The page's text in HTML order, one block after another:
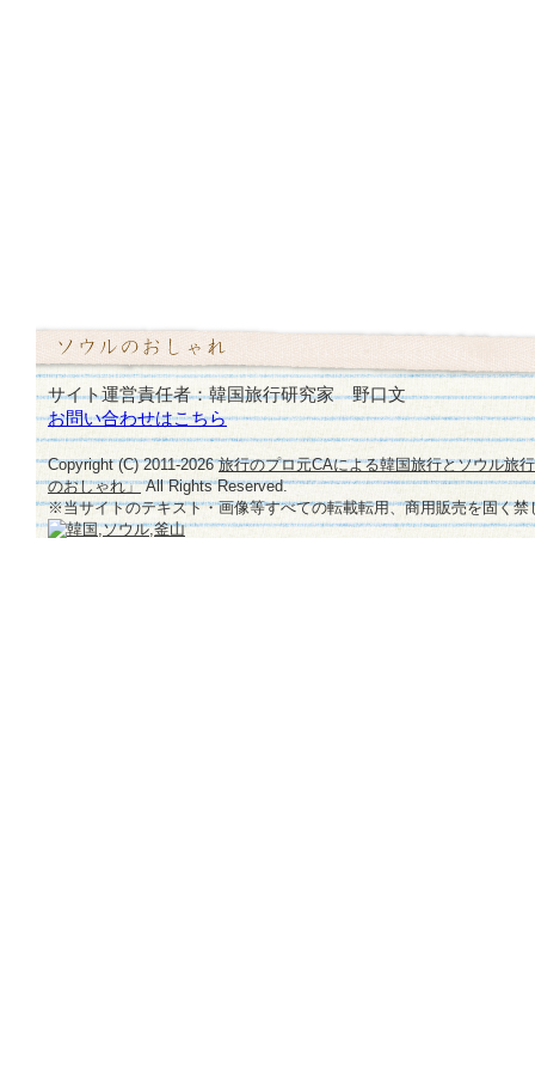
サイト運営責任者：韓国旅行研究家 野口文
お問い合わせはこちら
Copyright (C) 2011-2026旅行のプロ元CAによる韓国旅行とソウル旅
のおしゃれ」All Rights Reserved.
※当サイトのテキスト・画像等すべての転載転用、商用販売を固く禁